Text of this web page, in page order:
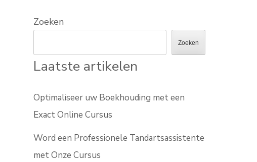
Zoeken
Zoeken
Laatste artikelen
Optimaliseer uw Boekhouding met een
Exact Online Cursus
Word een Professionele Tandartsassistente
met Onze Cursus